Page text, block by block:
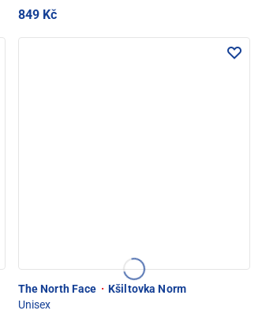
849 Kč
The North Face · Kšiltovka Norm
Unisex